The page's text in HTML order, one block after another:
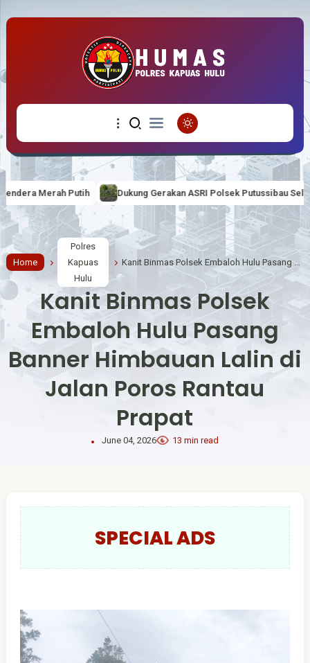
Dukung Gerakan ASRI Polsek Putussibau Selatan lakukan penanaman
Home
Polres
Kapuas
Hulu
Kanit Binmas Polsek Embaloh Hulu Pasang Banner Himbauan Lalin di Jalan Poros Rantau Prapat
Kanit Binmas Polsek
Embaloh Hulu Pasang
Banner Himbauan Lalin di
Jalan Poros Rantau
Prapat
June 04, 2026 13 min read
SPECIAL ADS